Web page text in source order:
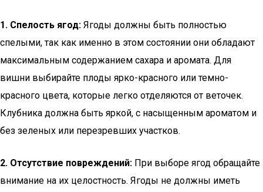
1. Спелость ягод: Ягоды должны быть полностью
спелыми, так как именно в этом состоянии они обладают
максимальным содержанием сахара и аромата. Для
вишни выбирайте плоды ярко-красного или темно-
красного цвета, которые легко отделяются от веточек.
Клубника должна быть яркой, с насыщенным ароматом и
без зеленых или перезревших участков.
2. Отсутствие повреждений: При выборе ягод обращайте
внимание на их целостность. Ягоды не должны иметь